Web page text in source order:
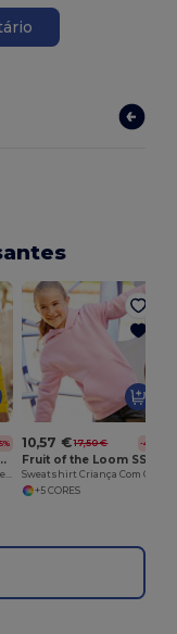
Loom SS201
Sweatshirt Criança Gola Redonda
10,57 € 17,50 € -40%
+5 CORES